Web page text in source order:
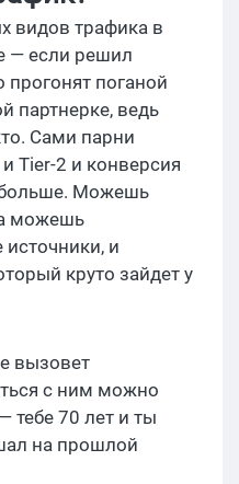
видов трафика в
— если решил
прогонят поганой
партнерке, ведь
Сами парни
и Tier-2 и конверсия
Можешь
можешь
источники, и
круто зайдет у
вызовет
с ним можно
тебе 70 лет и ты
на прошлой